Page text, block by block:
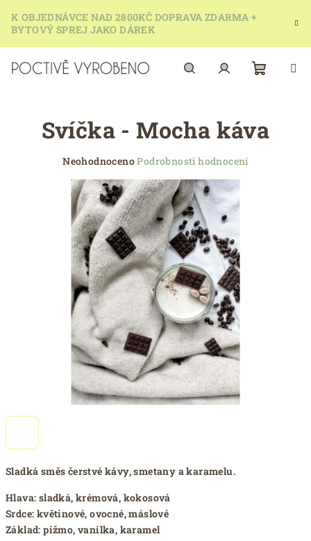
na
obsah
K OBJEDNÁVCE NAD 2800KČ DOPRAVA ZDARMA +
BYTOVÝ SPREJ JAKO DÁREK
košík
Sladká směs čerstvé kávy, smetany a karamelu.
Hlava: sladká, krémová, kokosová
Srdce: květinové, ovocné, máslové
Základ: pižmo, vanilka, karamel
Svíčka - Mocha káva
Průměrné
produktu
0,0
hvězdiček.
NeohodnocenoPodrobnosti hodnocení